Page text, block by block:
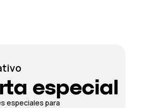
especial
especiales para